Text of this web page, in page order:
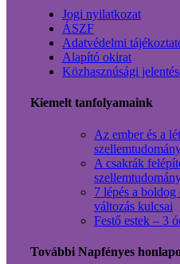
Jogi nyilatkozat
ÁSZF
Adatvédelmi
Alapító okirat
Közhasznúsági
Kiemelt tanfolyamaink
Az ember és a
A csakrák
7 lépés a
változás kulcsai
Festő estek – 3
További Napfényes